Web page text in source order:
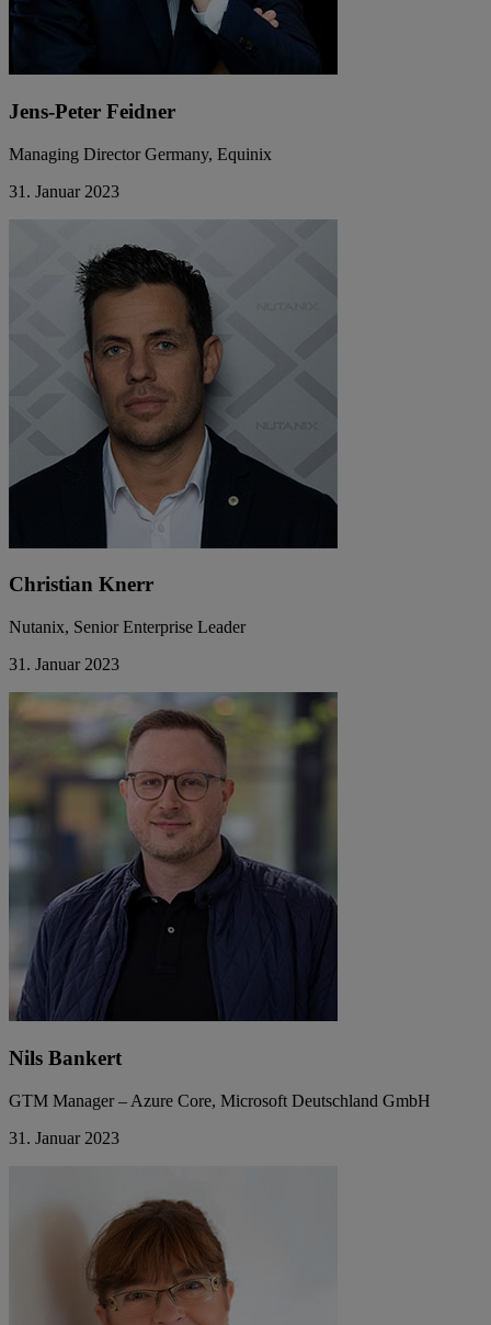
Jens-Peter Feidner
Managing Director Germany, Equinix
31. Januar 2023
Christian Knerr
Nutanix, Senior Enterprise Leader
31. Januar 2023
Nils Bankert
GTM Manager – Azure Core, Microsoft Deutschland GmbH
31. Januar 2023